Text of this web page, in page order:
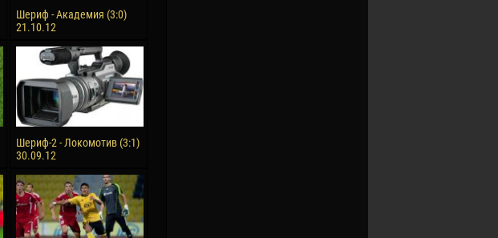
Шериф - Академия (3:0)
21.10.12
Шериф-2 - Локомотив (3:1)
30.09.12